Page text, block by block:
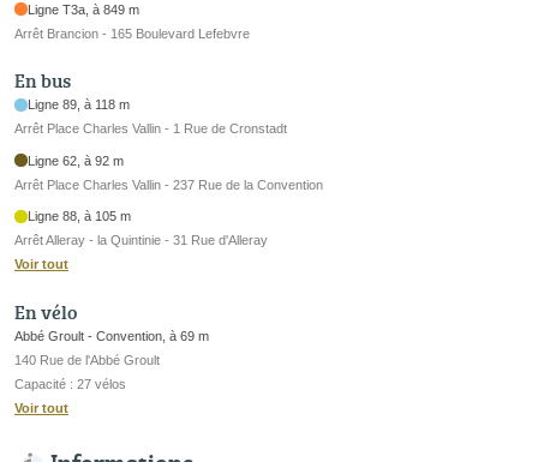
Ligne T3a, à 849 m
Arrêt Brancion - 165 Boulevard Lefebvre
En bus
Ligne 89, à 118 m
Arrêt Place Charles Vallin - 1 Rue de Cronstadt
Ligne 62, à 92 m
Arrêt Place Charles Vallin - 237 Rue de la Convention
Ligne 88, à 105 m
Arrêt Alleray - la Quintinie - 31 Rue d'Alleray
Voir tout
En vélo
Abbé Groult - Convention, à 69 m
140 Rue de l'Abbé Groult
Capacité : 27 vélos
Voir tout